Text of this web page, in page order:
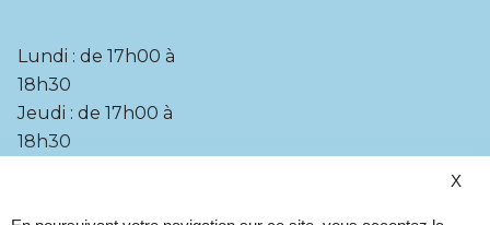
Lundi : de 17h00 à
18h30
Jeudi : de 17h00 à
18h30
X